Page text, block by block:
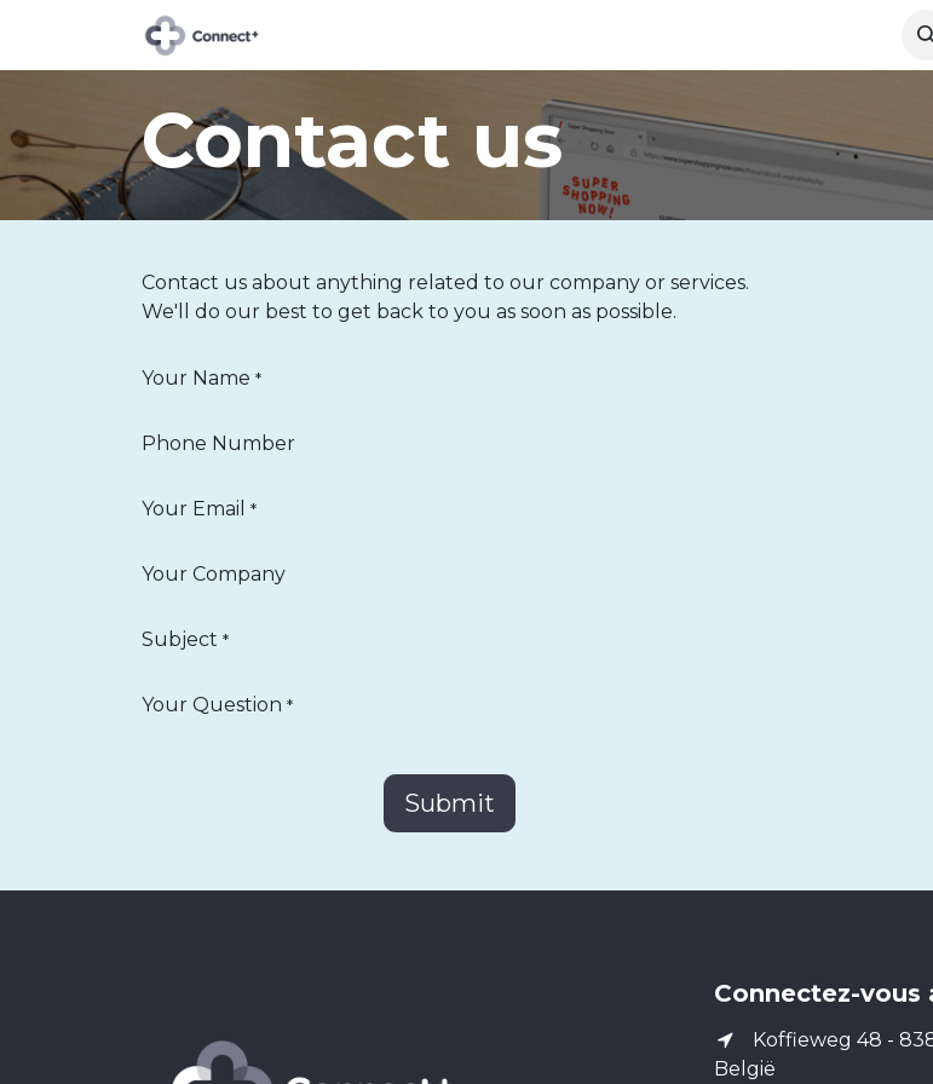
Offres
Contact us
Contact us about anything related to our company or services.
We'll do our best to get back to you as soon as possible.
Your Name *
Phone Number
Your Email *
Your Company
Subject *
Your Question *
Submit
Connectez-vous
Koffieweg 48 -
België